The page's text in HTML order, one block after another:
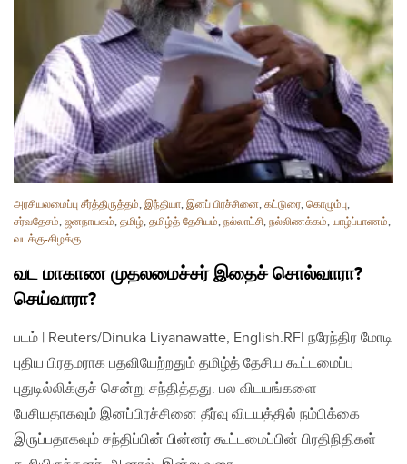
அரசியலமைப்பு சீர்த்திருத்தம், இந்தியா, இனப் பிரச்சினை, கட்டுரை, கொழும்பு,
சர்வதேசம், ஜனநாயகம், தமிழ், தமிழ்த் தேசியம், நல்லாட்சி, நல்லிணக்கம், யாழ்ப்பாணம்,
வடக்கு-கிழக்கு
வட மாகாண முதலமைச்சர் இதைச் சொல்வாரா?
செய்வாரா?
படம் | Reuters/Dinuka Liyanawatte, English.RFI நரேந்திர மோடி
புதிய பிரதமராக பதவியேற்றதும் தமிழ்த் தேசிய கூட்டமைப்பு
புதுடில்லிக்குச் சென்று சந்தித்தது. பல விடயங்களை
பேசியதாகவும் இனப்பிரச்சினை தீர்வு விடயத்தில் நம்பிக்கை
இருப்பதாகவும் சந்திப்பின் பின்னர் கூட்டமைப்பின் பிரதிநிதிகள்